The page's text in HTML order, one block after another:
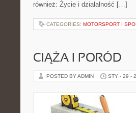
również: Życie i działalność […]
CATEGORIES: MOTORSPORT I
CIĄŻA I PORÓD
POSTED BY ADMIN STY - 29 -